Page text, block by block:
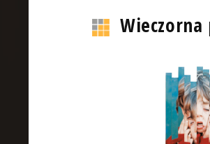
Wieczorna